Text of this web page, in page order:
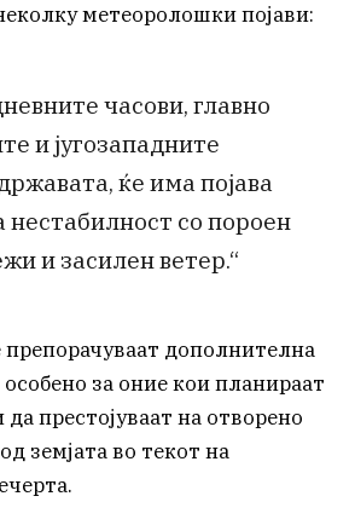
метеоролошки појави:
часови, главно
и југозападните
ќе има појава
нестабилност со пороен
и засилен ветер.“
дополнителна
за оние кои планираат
престојуваат на отворено
земјата во текот на